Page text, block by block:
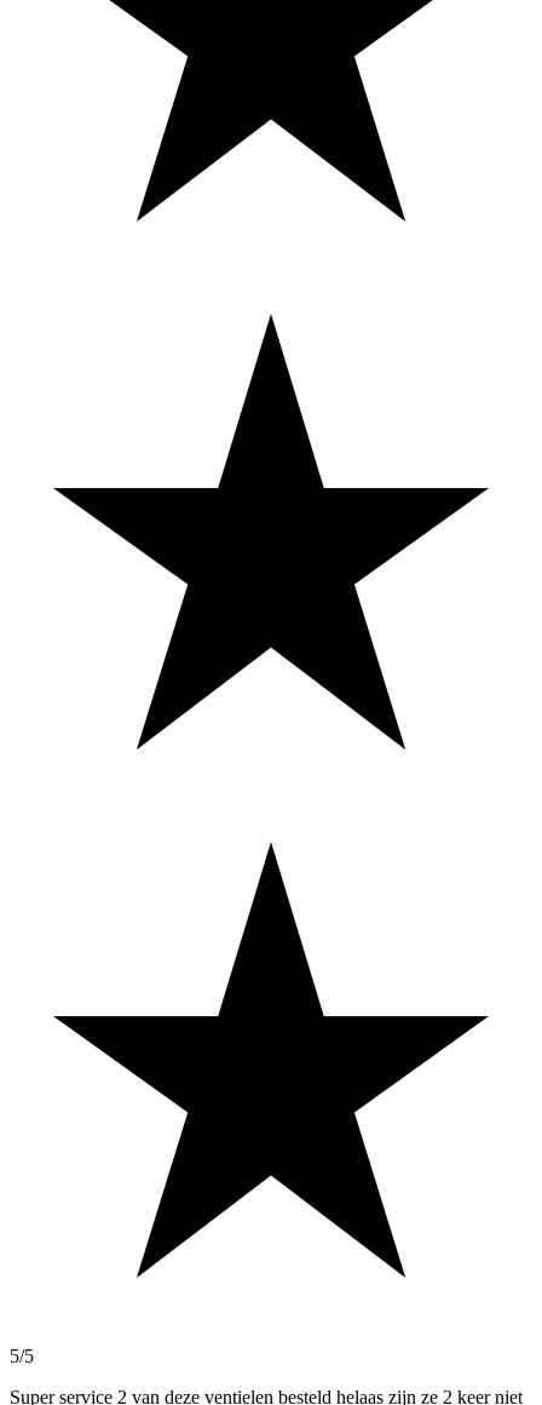
5/5
Super service 2 van deze ventielen besteld helaas zijn ze 2 keer niet